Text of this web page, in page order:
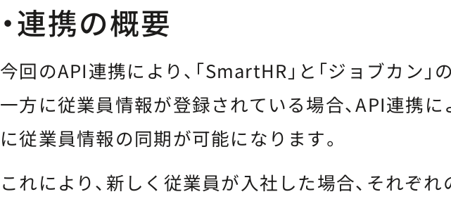
・連携の概要
今回のAPI連携により、「SmartHR」と「ジョブカン」
一方に従業員情報が登録されている場合、API連携に
に従業員情報の同期が可能になります。
これにより、新しく従業員が入社した場合、それぞ